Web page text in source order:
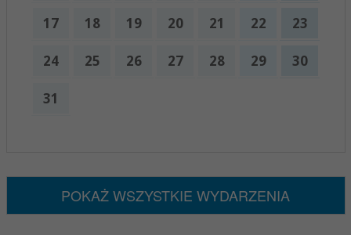
17 18 19 20 21 22 23
24 25 26 27 28 29 30
31
POKAŻ WSZYSTKIE WYDARZENIA